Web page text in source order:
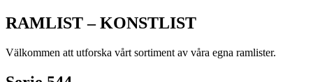
RAMLIST – KONSTLIST
Välkommen att utforska vårt sortiment av våra egna ramlister.